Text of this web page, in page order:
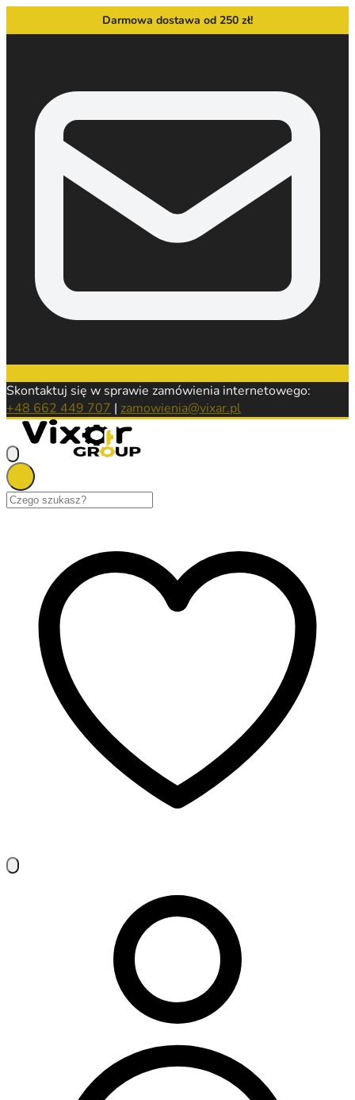
Darmowa dostawa od 250 zł!
Skontaktuj się w sprawie zamówienia internetowego:
+48 662 449 707 | zamowienia@vixar.pl